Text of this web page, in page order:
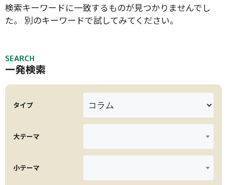
検索キーワードに一致するものが見つかりませんでし
た。 別のキーワードで試してみてください。
SEARCH
一発検索
タイプ
大テーマ
小テーマ